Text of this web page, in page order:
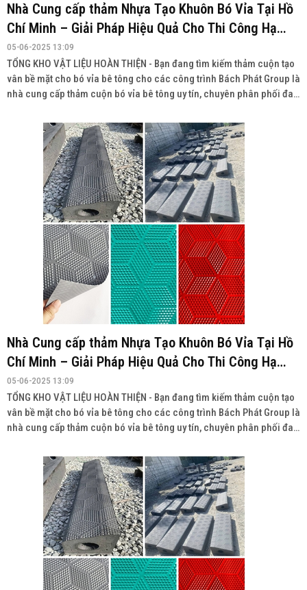
Nhà Cung cấp thảm Nhựa Tạo Khuôn Bó Vỉa Tại Hồ
Chí Minh – Giải Pháp Hiệu Quả Cho Thi Công Hạ
Tầng
05-06-2025 13:09
TỔNG KHO VẬT LIỆU HOÀN THIỆN - Bạn đang tìm kiếm thảm cuộn tạo
vân bề mặt cho bó vỉa bê tông cho các công trình Bách Phát Group là
nhà cung cấp thảm cuộn bó vỉa bê tông uy tín, chuyên phân phối đa
toàn quốc.
Nhà Cung cấp thảm Nhựa Tạo Khuôn Bó Vỉa Tại Hồ
Chí Minh – Giải Pháp Hiệu Quả Cho Thi Công Hạ
Tầng
05-06-2025 13:09
TỔNG KHO VẬT LIỆU HOÀN THIỆN - Bạn đang tìm kiếm thảm cuộn tạo
vân bề mặt cho bó vỉa bê tông cho các công trình Bách Phát Group là
nhà cung cấp thảm cuộn bó vỉa bê tông uy tín, chuyên phân phối đa
toàn quốc.